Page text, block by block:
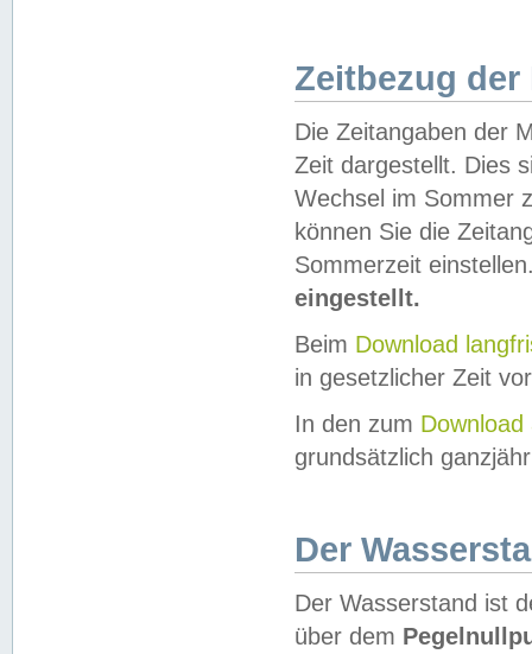
Zeitbezug der
Die Zeitangaben der
Zeit dargestellt. Dies
Wechsel im Sommer
können Sie die
Sommerzeit
eingestellt.
Beim Download
in gesetzlicher Zeit
In den zum Download
grundsätzlich
Der
Der Wasserstand ist
über dem